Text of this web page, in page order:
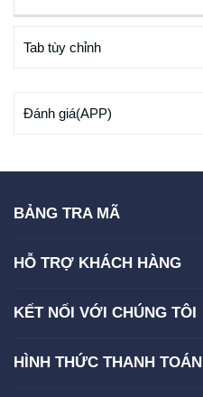
Tab tùy chỉnh
Đánh giá(APP)
BẢNG TRA MÃ
HỖ TRỢ KHÁCH HÀNG
KẾT NỐI VỚI CHÚNG TÔI
HÌNH THỨC THANH TOÁN